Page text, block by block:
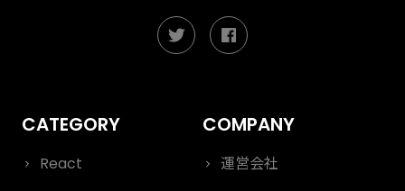
React
運営会社